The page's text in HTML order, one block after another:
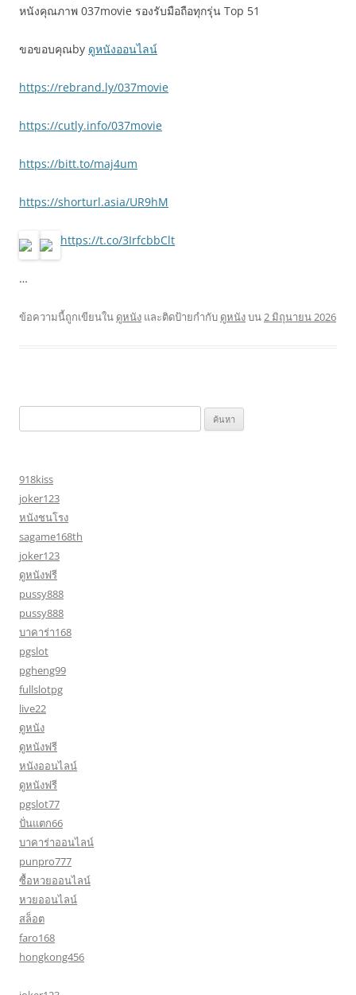
หนังคุณภาพ 037movie รองรับมือถือทุกรุ่น Top 51
ขอขอบคุณby ดูหนังออนไลน์
https://rebrand.ly/037movie
https://cutly.info/037movie
https://bitt.to/maj4um
https://shorturl.asia/UR9hM
https://t.co/3IrfcbbClt
…
ข้อความนี้ถูกเขียนใน ดูหนัง และติดป้ายกำกับ ดูหนังบน2 มิถุนายน 2026
สำหรับ:
918kiss
joker123
หนังชนโรง
sagame168th
joker123
ดูหนังฟรี
pussy888
pussy888
บาคาร่า168
pgslot
pgheng99
fullslotpg
live22
ดูหนัง
ดูหนังฟรี
หนังออนไลน์
ดูหนังฟรี
pgslot77
ปั่นแตก66
บาคาร่าออนไลน์
punpro777
ซื้อหวยออนไลน์
หวยออนไลน์
สล็อต
faro168
hongkong456